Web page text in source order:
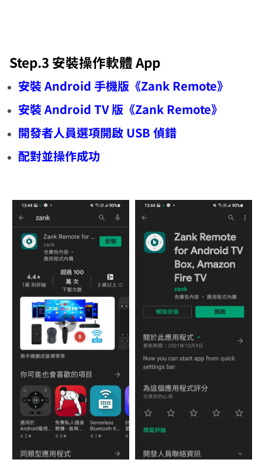
Step.3 安裝操作軟體 App
安裝 Android 手機版《Zank Remote》
安裝 Android TV 版《Zank Remote》
開發者人員選項開啟 USB 偵錯
配對並操作成功